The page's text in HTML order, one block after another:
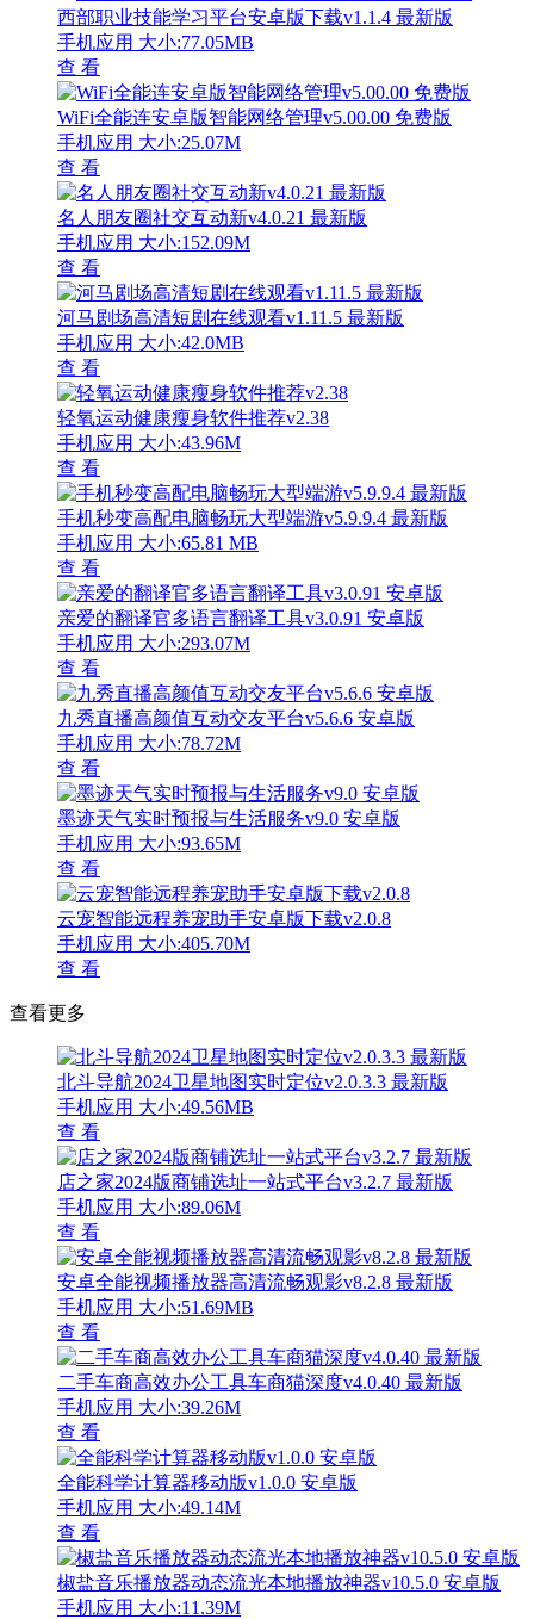
西部职业技能学习平台安卓版下载v1.1.4 最新版
手机应用 大小:77.05MB
查 看
WiFi全能连安卓版智能网络管理v5.00.00 免费版
手机应用 大小:25.07M
查 看
名人朋友圈社交互动新v4.0.21 最新版
手机应用 大小:152.09M
查 看
河马剧场高清短剧在线观看v1.11.5 最新版
手机应用 大小:42.0MB
查 看
轻氧运动健康瘦身软件推荐v2.38
手机应用 大小:43.96M
查 看
手机秒变高配电脑畅玩大型端游v5.9.9.4 最新版
手机应用 大小:65.81 MB
查 看
亲爱的翻译官多语言翻译工具v3.0.91 安卓版
手机应用 大小:293.07M
查 看
九秀直播高颜值互动交友平台v5.6.6 安卓版
手机应用 大小:78.72M
查 看
墨迹天气实时预报与生活服务v9.0 安卓版
手机应用 大小:93.65M
查 看
云宠智能远程养宠助手安卓版下载v2.0.8
手机应用 大小:405.70M
查 看
查看更多
北斗导航2024卫星地图实时定位v2.0.3.3 最新版
手机应用 大小:49.56MB
查 看
店之家2024版商铺选址一站式平台v3.2.7 最新版
手机应用 大小:89.06M
查 看
安卓全能视频播放器高清流畅观影v8.2.8 最新版
手机应用 大小:51.69MB
查 看
二手车商高效办公工具车商猫深度v4.0.40 最新版
手机应用 大小:39.26M
查 看
全能科学计算器移动版v1.0.0 安卓版
手机应用 大小:49.14M
查 看
椒盐音乐播放器动态流光本地播放神器v10.5.0 安卓版
手机应用 大小:11.39M